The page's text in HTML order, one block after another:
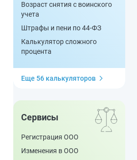
Возраст снятия с воинского
учета
Штрафы и пени по 44-ФЗ
Калькулятор сложного
процента
Еще 56 калькуляторов
Сервисы
Регистрация ООО
Изменения в ООО